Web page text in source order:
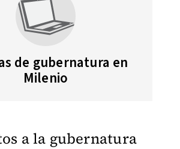
de gubernatura en
Milenio
a la gubernatura